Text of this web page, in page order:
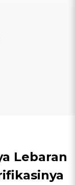
Lebaran